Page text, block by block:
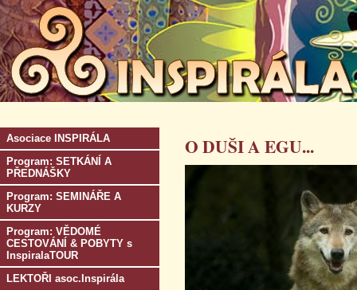
Asociace INSPIRÁLA
Program: SETKÁNÍ A
PŘEDNÁŠKY
Program: SEMINÁŘE A
KURZY
Program: VĚDOMÉ
CESTOVÁNÍ & POBYTY s
InspiralaTOUR
LEKTOŘI asoc.Inspirála
O DUŠI A EGU...